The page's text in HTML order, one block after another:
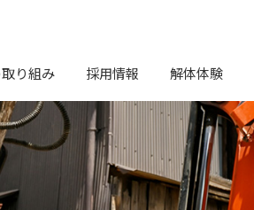
り組み 採用情報 解体体験